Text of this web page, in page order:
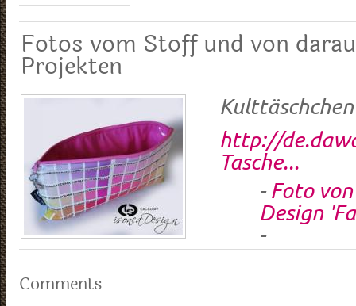
Fotos vom Stoff und von
Projekten
http://
Tasche...
-Foto
Design
-
Comments